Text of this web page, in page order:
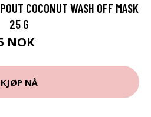
COCONUT WASH OFF MASK
25 G
NOK
KJØP NÅ